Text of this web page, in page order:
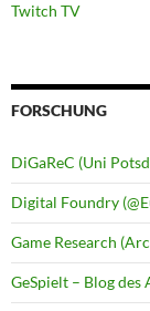
Twitch TV
FORSCHUNG
DiGaReC (Uni
Digital Foundry
Game Research
GeSpielt – Blog des